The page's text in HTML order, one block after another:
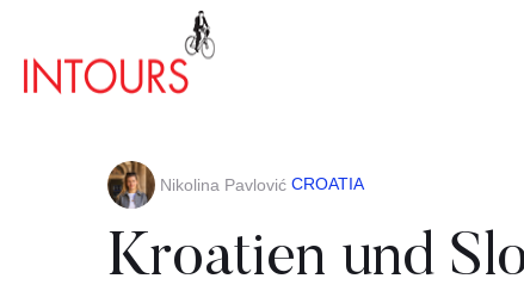
Nikolina Pavlović CROATIA
Kroatien und